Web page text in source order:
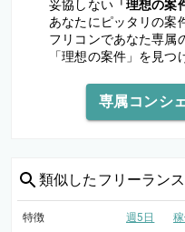
妥協しない「理想の案
あなたにピッタリの案
フリコンであなた専属
「理想の案件」を見つ
専属コンシ
類似した フリーラン
特徴 週5日